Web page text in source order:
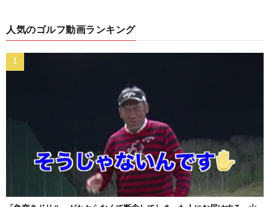
人気のゴルフ動画ランキング